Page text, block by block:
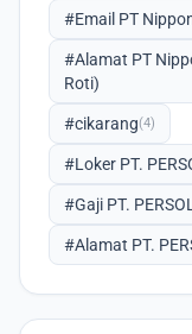
#Email PT
#Alamat PT
Roti)
#cikarang(4)
#Loker PT.
#Gaji PT.
#Alamat PT.